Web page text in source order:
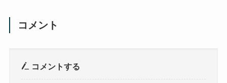
コメント
コメントする